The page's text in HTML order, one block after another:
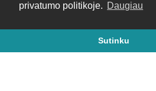
privatumo politikoje. Daugiau
Sutinku